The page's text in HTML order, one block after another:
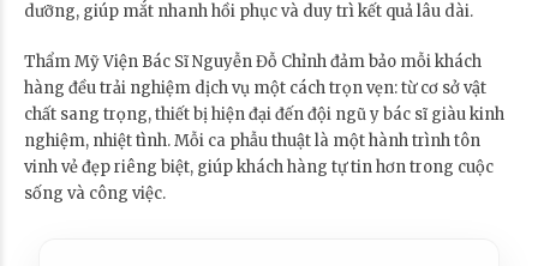
dưỡng, giúp mắt nhanh hồi phục và duy trì kết quả lâu dài.
Thẩm Mỹ Viện Bác Sĩ Nguyễn Đỗ Chỉnh đảm bảo mỗi khách
hàng đều trải nghiệm dịch vụ một cách trọn vẹn: từ cơ sở vật
chất sang trọng, thiết bị hiện đại đến đội ngũ y bác sĩ giàu kinh
nghiệm, nhiệt tình. Mỗi ca phẫu thuật là một hành trình tôn
vinh vẻ đẹp riêng biệt, giúp khách hàng tự tin hơn trong cuộc
sống và công việc.